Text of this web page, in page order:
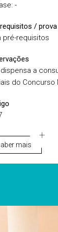
-
/
pré-requisitos
a
do Concurso
mais